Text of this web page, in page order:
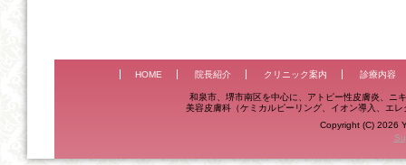
HOME 院長紹介 クリニック案内 診療内容
和泉市、堺市南区を中心に、アトピー性皮膚炎、ニ
美容皮膚科（ケミカルピーリング、イオン導入、エ
Copyright (C) 2026